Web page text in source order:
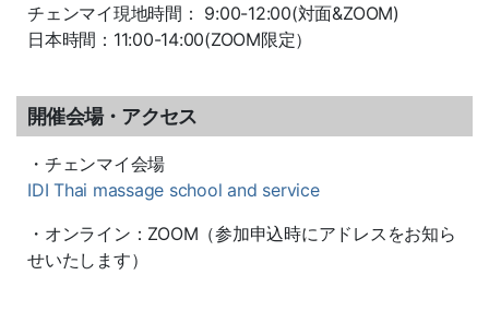
チェンマイ現地時間： 9:00-12:00(対面&ZOOM)
日本時間：11:00-14:00(ZOOM限定）
開催会場・アクセス
・チェンマイ会場
IDI Thai massage school and service
・オンライン：ZOOM（参加申込時にアドレスをお知ら
せいたします）